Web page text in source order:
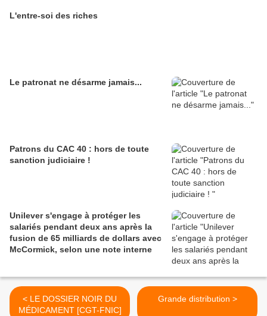
L'entre-soi des riches
Le patronat ne désarme jamais...
Patrons du CAC 40 : hors de toute
sanction judiciaire !
Unilever s'engage à protéger les
salariés pendant deux ans après la
fusion de 65 milliards de dollars avec
McCormick, selon une note interne
< LE DOSSIER NOIR DU
MÉDICAMENT [CGT-FNIC]
Grande distribution >